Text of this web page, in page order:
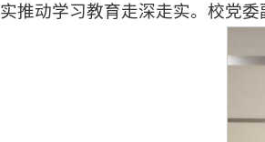
实推动学习教育走深走实。校党